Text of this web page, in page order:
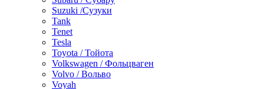
Suzuki /Сузуки
Tank
Tenet
Tesla
Toyota / Тойота
Volkswagen / Фольцваген
Volvo / Вольво
Voyah